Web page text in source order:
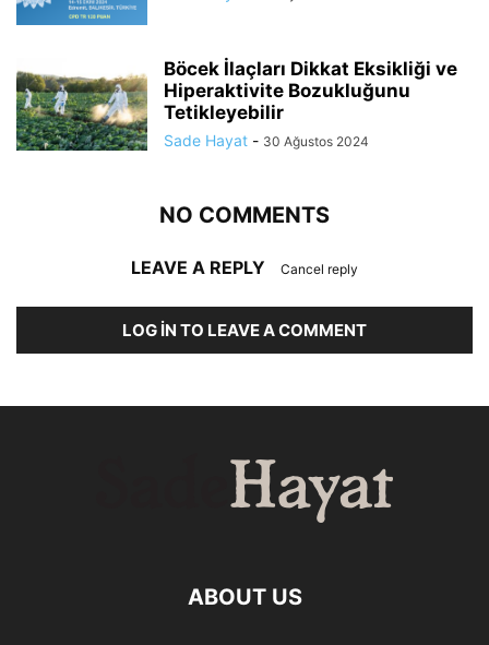
Böcek İlaçları Dikkat Eksikliği ve
Hiperaktivite Bozukluğunu
Tetikleyebilir
Sade Hayat - 30 Ağustos 2024
NO COMMENTS
LEAVE A REPLY Cancel reply
LOG IN TO LEAVE A COMMENT
ABOUT US